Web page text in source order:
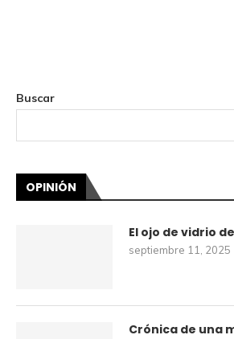
Buscar
OPINIÓN
El ojo de vidrio
septiembre 11, 2025
Crónica de una